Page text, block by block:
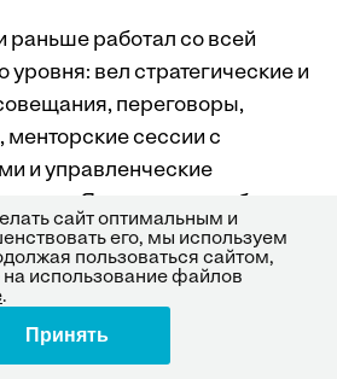
раньше работал со всей
уровня: вел стратегические и
переговоры,
сессии с
и управленческие
Я хорошо знаю бизнес
быстро врубаюсь в
как устроена конкретная
теперь я быстрее обрабатываю
сайт оптимальным и
его, мы используем
пользоваться сайтом,
на использование файлов
.
Принять